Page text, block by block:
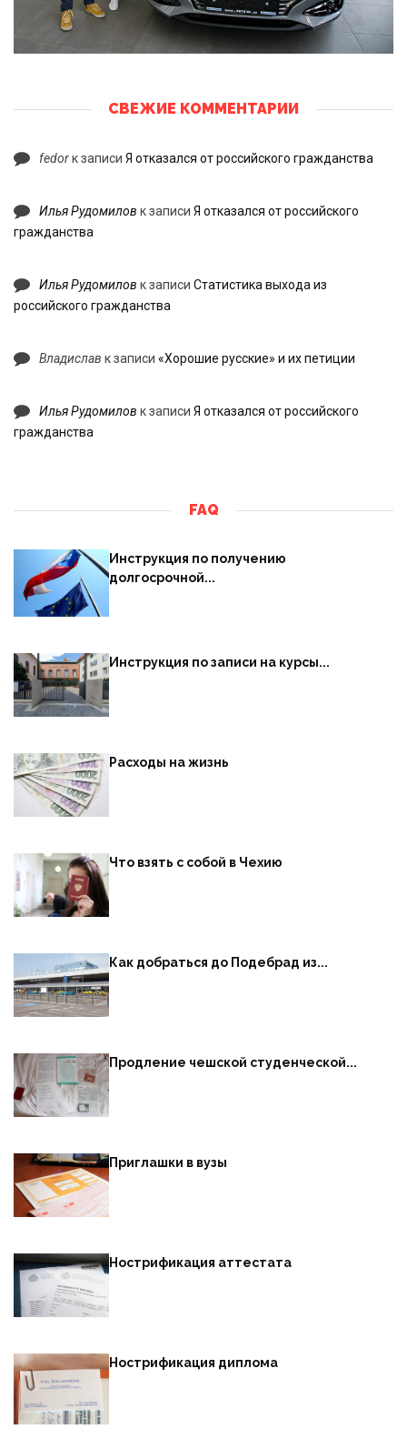
СВЕЖИЕ КОММЕНТАРИИ
fedorк записи Я отказался от российского гражданства
Илья Рудомилов к записи Я отказался от российского
гражданства
Илья Рудомилов к записи Статистика выхода из
российского гражданства
Владислав к записи «Хорошие русские» и их петиции
Илья Рудомилов к записи Я отказался от российского
гражданства
FAQ
Инструкция по получению
долгосрочной...
Инструкция по записи на курсы...
Расходы на жизнь
Что взять с собой в Чехию
Как добраться до Подебрад из...
Продление чешской студенческой...
Приглашки в вузы
Нострификация аттестата
Нострификация диплома